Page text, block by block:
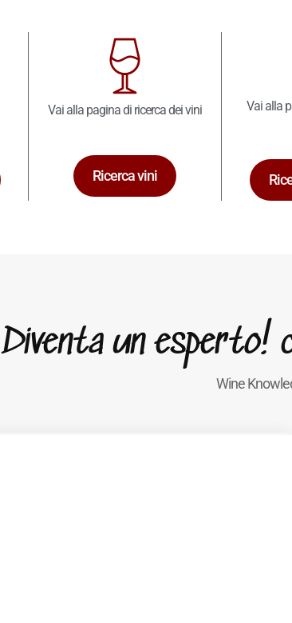
Vai alla pagina di ricerca dei vini
Ricerca vini
Vai alla
Diventa un esperto!
Wine